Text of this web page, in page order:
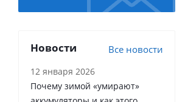
Новости Все новости
12 января 2026
Почему зимой «умирают»